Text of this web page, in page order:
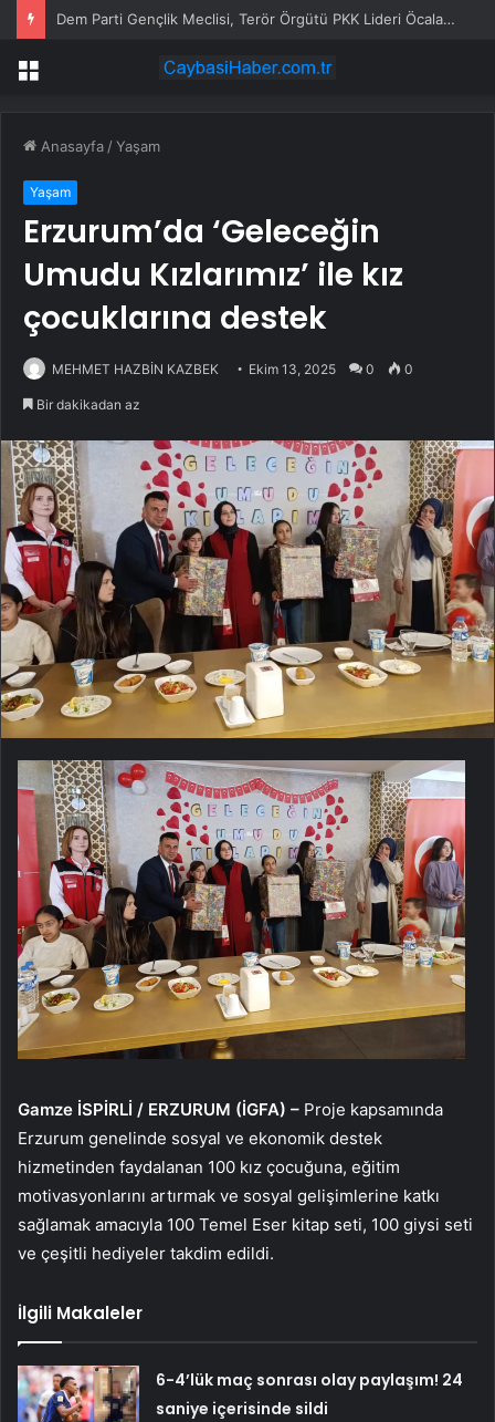
Dem Parti Gençlik Meclisi, Terör Örgütü PKK Lideri Öcalan ile Görüşmek İçin Adalet Bakanlığı’na Başvurdu
Menü
Anasayfa /Yaşam
Yaşam
Erzurum’da ‘Geleceğin
Umudu Kızlarımız’ ile kız
çocuklarına destek
MEHMET HAZBİN KAZBEK Ekim 13, 2025 0 0
Bir dakikadan az
Gamze İSPİRLİ / ERZURUM (İGFA) – Proje kapsamında
Erzurum genelinde sosyal ve ekonomik destek
hizmetinden faydalanan 100 kız çocuğuna, eğitim
motivasyonlarını artırmak ve sosyal gelişimlerine katkı
sağlamak amacıyla 100 Temel Eser kitap seti, 100 giysi seti
ve çeşitli hediyeler takdim edildi.
İlgili Makaleler
6-4’lük maç sonrası olay paylaşım! 24
saniye içerisinde sildi